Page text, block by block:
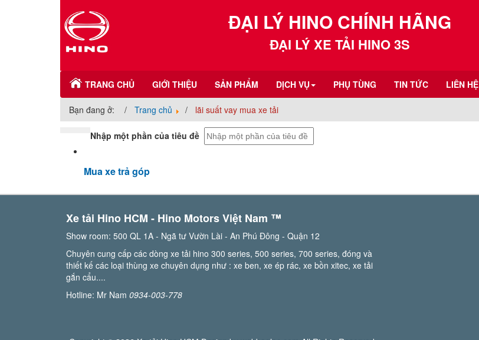
ĐẠI LÝ HINO CHÍNH HÃNG
ĐẠI LÝ XE TẢI HINO 3S
TRANG CHỦ GIỚI THIỆU SẢN PHẨM DỊCH VỤ PHỤ TÙNG TIN TỨC LIÊN HỆ
Bạn đang ở: Trang chủ lãi suất vay mua xe tải
Nhập một phần của tiêu đề
Mua xe trả góp
Xe tải Hino HCM - Hino Motors Việt Nam ™️
Show room: 500 QL 1A - Ngã tư Vườn Lài - An Phú Đông - Quận 12
Chuyên cung cấp các dòng xe tải hino 300 series, 500 series, 700 series, đóng và
thiết kế các loại thùng xe chuyên dụng như : xe ben, xe ép rác, xe bồn xitec, xe tải
gắn cẩu....
Hotline: Mr Nam 0934-003-778